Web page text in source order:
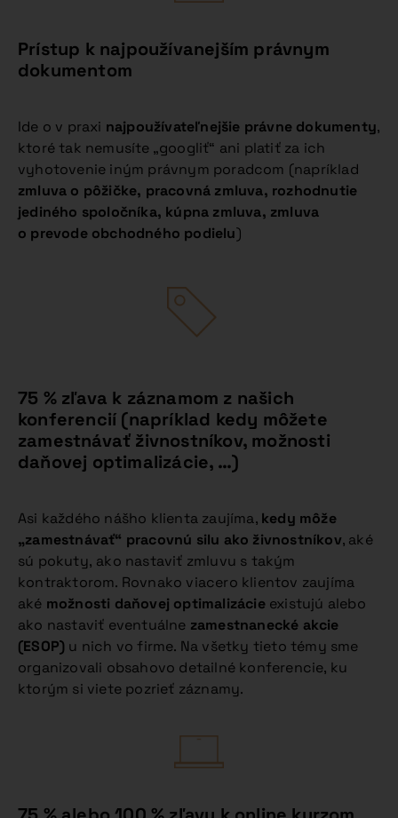
Prístup k najpoužívanejším právnym
dokumentom
Ide o v praxi najpoužívateľnejšie právne dokumenty,
ktoré tak nemusíte „googliť“ ani platiť za ich
vyhotovenie iným právnym poradcom (napríklad
zmluva o pôžičke, pracovná zmluva, rozhodnutie
jediného spoločníka, kúpna zmluva, zmluva
o prevode obchodného podielu)
75 % zľava k záznamom z našich
konferencií (napríklad kedy môžete
zamestnávať živnostníkov, možnosti
daňovej optimalizácie, …)
Asi každého nášho klienta zaujíma, kedy môže
„zamestnávať“ pracovnú silu ako živnostníkov, aké
sú pokuty, ako nastaviť zmluvu s takým
kontraktorom. Rovnako viacero klientov zaujíma
aké možnosti daňovej optimalizácieexistujú alebo
ako nastaviť eventuálne zamestnanecké akcie
(ESOP) u nich vo firme. Na všetky tieto témy sme
organizovali obsahovo detailné konferencie, ku
ktorým si viete pozrieť záznamy.